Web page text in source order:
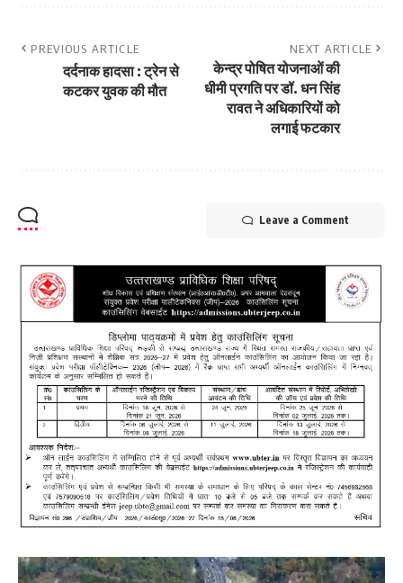
PREVIOUS ARTICLE
दर्दनाक हादसा : ट्रेन से
कटकर युवक की मौत
NEXT ARTICLE
केन्द्र पोषित योजनाओं की
धीमी प्रगति पर डॉ. धन सिंह
रावत ने अधिकारियों को
लगाई फटकार
Leave a Comment